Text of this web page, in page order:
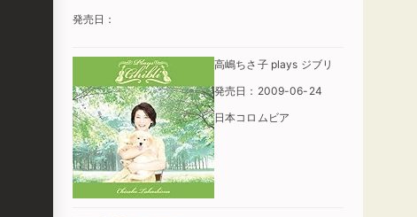
発売日：
高嶋ちさ子 plays ジブリ
発売日：2009-06-24
日本コロムビア